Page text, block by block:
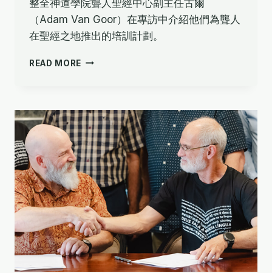
整全神道學院聾人聖經中心副主任古爾
（Adam Van Goor）在專訪中介紹他們為聾人
在聖經之地推出的培訓計劃。
READ MORE 在
地
培
訓
聾
人
翻
譯
顧
問